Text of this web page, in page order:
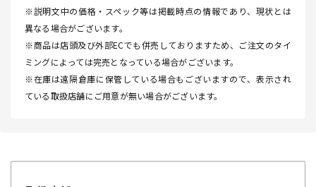
※説明文中の価格・スペック等は掲載時点の情報であり、現状とは
異なる場合がございます。
※商品は店頭及び外部ECでも併売しておりますため、ご注文のタイ
ミングによっては完売となっている場合がございます。
※在庫は遠隔倉庫に保管している場合もございますので、表示され
ている取扱店舗にご用意が無い場合がございます。